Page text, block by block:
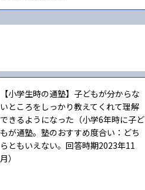
【小学生時の通塾】子どもが分からな
いところをしっかり教えてくれて理解
できるようになった（小学6年時に子ど
もが通塾。塾のおすすめ度合い：どち
らともいえない。回答時期2023年11
月）